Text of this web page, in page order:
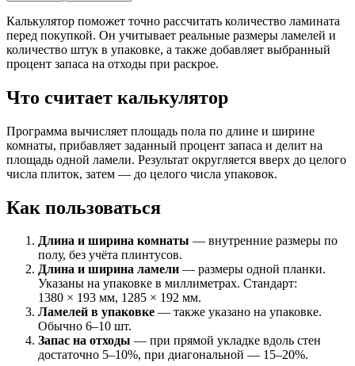
Калькулятор поможет точно рассчитать количество ламината
перед покупкой. Он учитывает реальные размеры ламелей и
количество штук в упаковке, а также добавляет выбранный
процент запаса на отходы при раскрое.
Что считает калькулятор
Программа вычисляет площадь пола по длине и ширине
комнаты, прибавляет заданный процент запаса и делит на
площадь одной ламели. Результат округляется вверх до целого
числа плиток, затем — до целого числа упаковок.
Как пользоваться
Длина и ширина комнаты — внутренние размеры по
полу, без учёта плинтусов.
Длина и ширина ламели — размеры одной планки.
Указаны на упаковке в миллиметрах. Стандарт:
1380 × 193 мм, 1285 × 192 мм.
Ламелей в упаковке — также указано на упаковке.
Обычно 6–10 шт.
Запас на отходы — при прямой укладке вдоль стен
достаточно 5–10%, при диагональной — 15–20%.